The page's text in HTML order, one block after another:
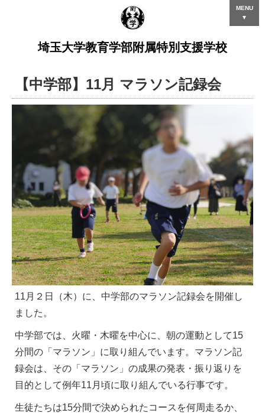
埼玉大学教育学部附属特別支援学校
MENU
▼
【中学部】11月 マラソン記録会
11月２日（木）に、中学部のマラソン記録会を開催し
ました。
中学部では、火曜・木曜を中心に、朝の運動として15
分間の「マラソン」に取り組んでいます。マラソン記
録会は、その「マラソン」の成果の発表・振り返りを
目的として例年11月頃に取り組んでいる行事です。
生徒たちは15分間で決められたコースを何周走るか、